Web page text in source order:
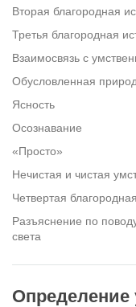
Вторая благородная
Третья благородная
Взаимосвязь с
Обусловленная
Ясность
Осознавание
«Просто»
Нечистая и чистая
Четвертая
Разъяснение по
света
Определение